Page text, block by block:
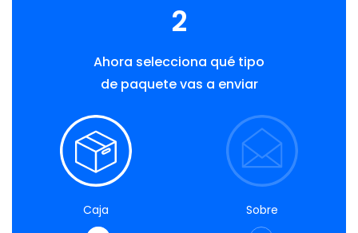
2
Ahora selecciona qué tipo
de paquete vas a enviar
Caja Sobre